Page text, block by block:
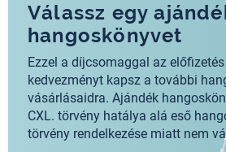
Válassz egy
hangoskönyvet
Ezzel a díjcsomaggal az
kedvezményt kapsz a további
vásárlásaidra. Ajándék
CXL. törvény hatálya alá eső
törvény rendelkezése miatt nem